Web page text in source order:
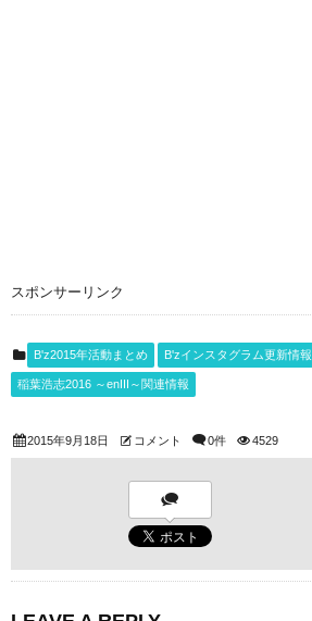
スポンサーリンク
B'z2015年活動まとめ B'zインスタグラム更新情報
稲葉浩志2016 ～enIII～関連情報
2015年9月18日 コメント 0件 4529